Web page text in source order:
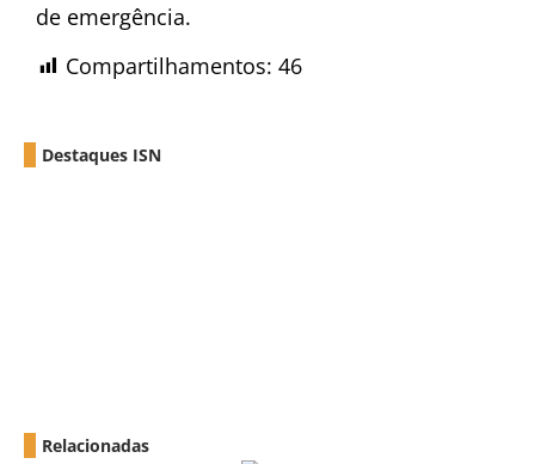
de emergência.
Compartilhamentos: 46
Destaques ISN
Relacionadas